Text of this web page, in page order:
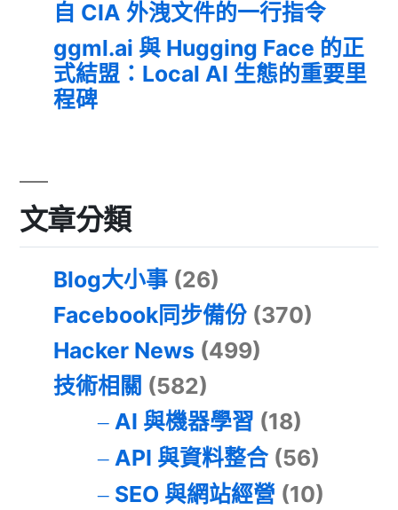
自 CIA 外洩文件的一行指令
ggml.ai 與 Hugging Face 的正
式結盟：Local AI 生態的重要里
程碑
文章分類
Blog大小事 (26)
Facebook同步備份 (370)
Hacker News (499)
技術相關 (582)
AI 與機器學習 (18)
API 與資料整合(56)
SEO 與網站經營 (10)